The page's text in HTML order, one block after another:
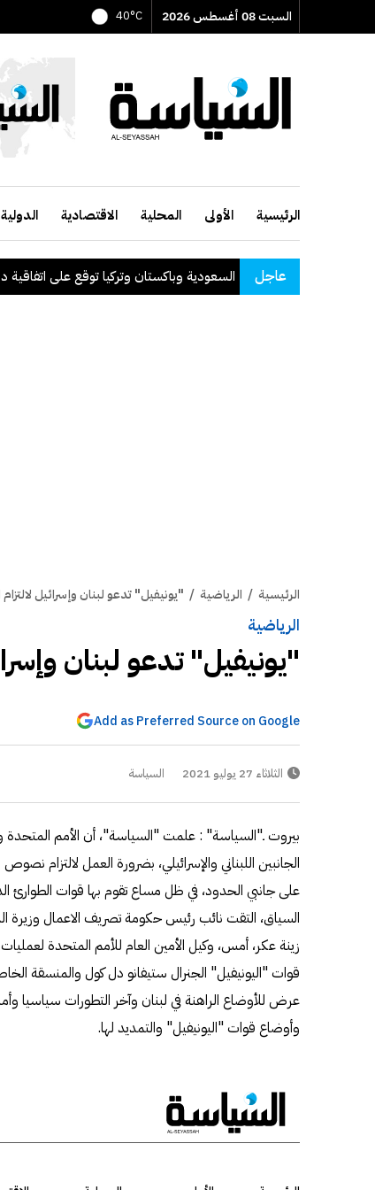
السبت 08 أغسطس 2026 40°C
الرئيسية الأولى المحلية الاقتصادية الدولية
عاجلالسعودية وباكستان وتركيا توقع على اتفاقية دفاع
الرئيسية / الرياضية / "يونيفيل" تدعو لبنان وإسرائيل لالتزام
الرياضية
"يونيفيل" تدعو لبنان وإسرائيل
Add as Preferred Source on Google
الثلاثاء 27 يوليو 2021 السياسة
بيروت ـ"السياسة" : علمت "السياسة"، أن الأمم
على جانبي الحدود، في ظل مساع تقوم بها قوات الطوارئ
السياق، التقت نائب رئيس حكومة تصريف الاعمال وزيرة
زينة عكر، أمس، وكيل الأمين العام للأمم المتحدة
قوات "اليونيفيل" الجنرال ستيفانو دل كول والمنسقة
وأوضاع قوات "اليونيفيل" والتمديد لها.